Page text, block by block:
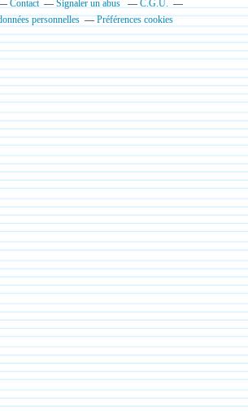
Contact Signaler un abus
C.G.U.
personnelles
Préférences cookies